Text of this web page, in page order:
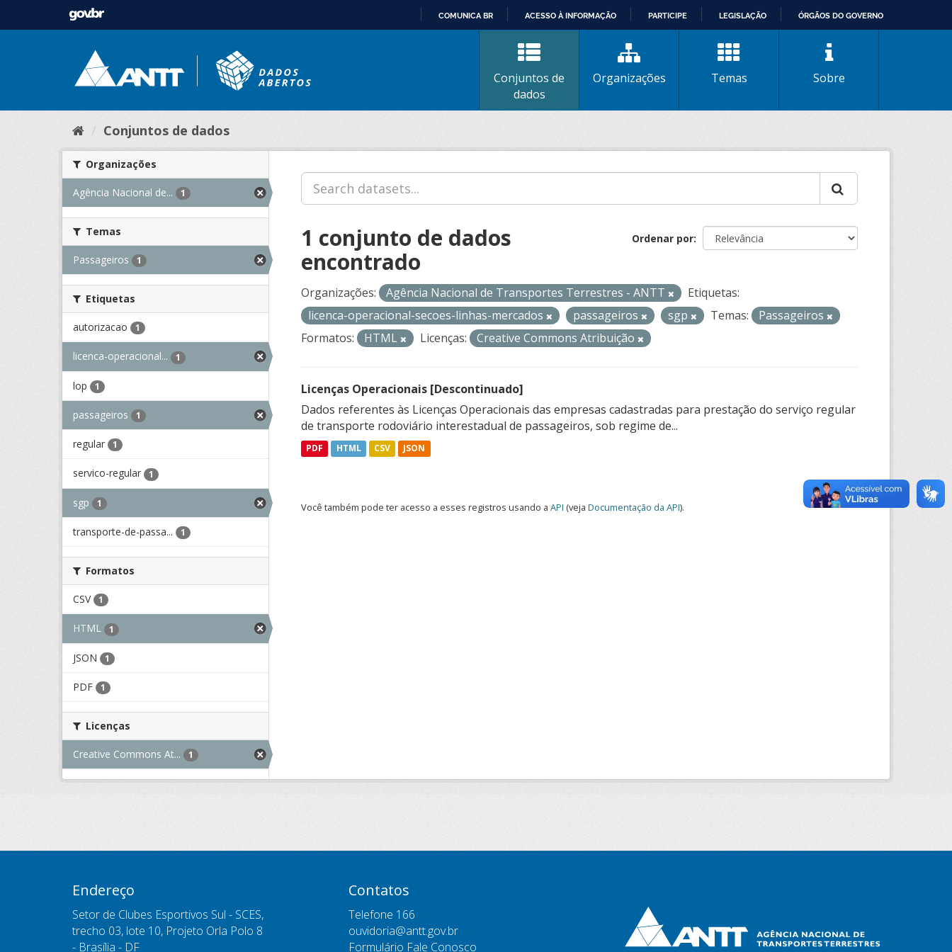
CONTEÚDO
COMUNICA BR ACESSO À INFORMAÇÃO PARTICIPE LEGISLAÇÃO ÓRGÃOS DO GOVERNO
Conjuntos de
dados
Organizações Temas Sobre
Conjuntos de dados
Organizações
Agência Nacional de... 1
Temas
Passageiros 1
Etiquetas
autorizacao 1
licenca-operacional... 1
lop 1
passageiros 1
regular 1
servico-regular 1
sgp 1
transporte-de-passa... 1
Formatos
CSV 1
HTML 1
JSON 1
PDF 1
Licenças
Creative Commons At... 1
Ordenar por
1 conjunto de dados
encontrado
Organizações: Agência Nacional de Transportes Terrestres - ANTT
Etiquetas:
licenca-operacional-secoes-linhas-mercados
passageiros sgp Temas:
Passageiros
Formatos:
HTML Licenças: Creative Commons Atribuição
Licenças Operacionais [Descontinuado]
Dados referentes às Licenças Operacionais das empresas cadastradas para prestação do serviço regular
de transporte rodoviário interestadual de passageiros, sob regime de...
PDF HTML CSV JSON
Você também pode ter acesso a esses registros usando a API (veja Documentação da API).
Endereço
Setor de Clubes Esportivos Sul - SCES,
trecho 03, lote 10, Projeto Orla Polo 8
- Brasília - DF
Contatos
Telefone 166
ouvidoria@antt.gov.br
Formulário Fale Conosco